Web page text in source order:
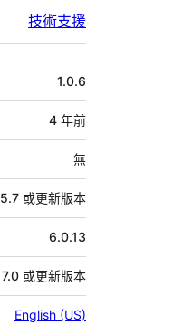
技術支援
1.0.6
4 年前
無
5.7 或更新版本
6.0.13
7.0 或更新版本
English (US)